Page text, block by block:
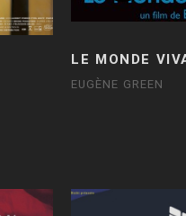
LE MONDE
EUGÈNE GREEN